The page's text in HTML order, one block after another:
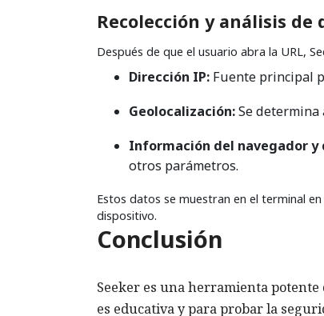
Recolección y análisis de
Después de que el usuario abra la URL,
Dirección IP: Fuente principal
Geolocalización:Se
Información del navegador y
otros parámetros.
Estos datos se muestran en el terminal
dispositivo.
Conclusión
Seeker es una herramienta
es educativa y para probar la